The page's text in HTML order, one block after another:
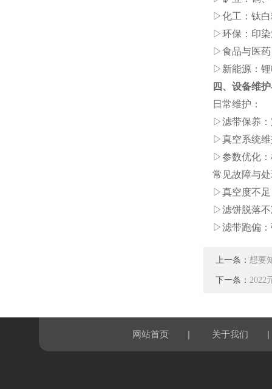
▷化工：钛白
▷环保：印染
▷食品与医药
▷新能源：锂
四、设备维
日常维护：
▷滤带保养：
▷真空系统维
▷参数优化：
常见故障与
▷真空度不足
▷滤饼脱落不
▷滤带跑偏：
上一条： 想要
下一条： 2022
网站首页 | 关于我们 |